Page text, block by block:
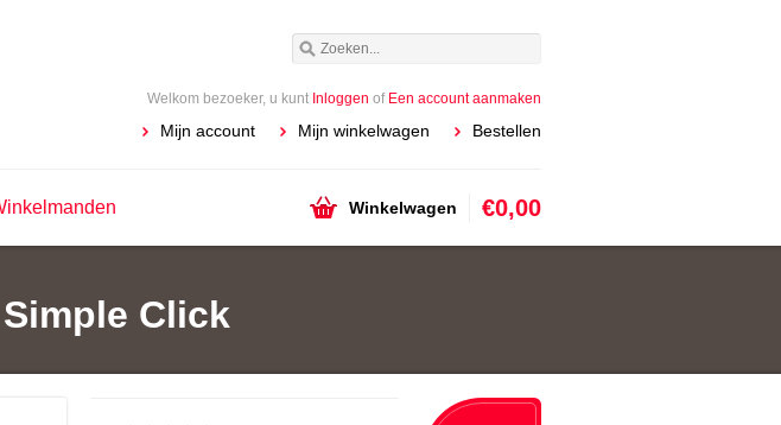
Welkom bezoeker, u kunt Inloggen of Een account aanmaken
Mijn account Mijn winkelwagen Bestellen
Winkelwagen €0,00
Click